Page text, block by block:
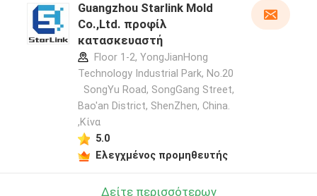
Guangzhou Starlink Mold
Co.,Ltd. προφίλ
κατασκευαστή
Floor 1-2, YongJianHong
Technology Industrial Park, No.20
SongYu Road, SongGang Street,
Bao'an District, ShenZhen, China.
,Κίνα
5.0
Ελεγχμένος προμηθευτής
Δείτε περισσότερων